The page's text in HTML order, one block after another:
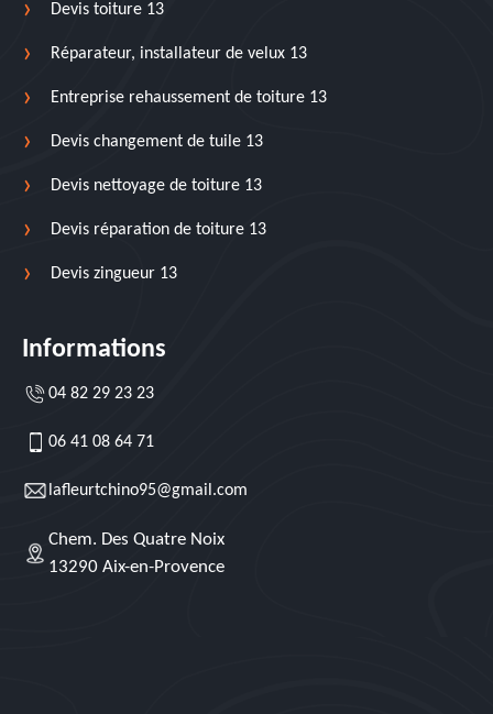
Devis toiture 13
Réparateur, installateur de velux 13
Entreprise rehaussement de toiture 13
Devis changement de tuile 13
Devis nettoyage de toiture 13
Devis réparation de toiture 13
Devis zingueur 13
Informations
04 82 29 23 23
06 41 08 64 71
lafleurtchino95@gmail.com
Chem. Des Quatre Noix
13290 Aix-en-Provence